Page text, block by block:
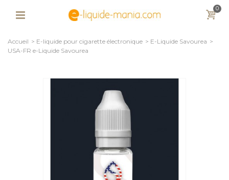
0
Accueil > E-liquide pour cigarette électronique > E-Liquide Savourea >
USA-FR e-Liquide Savourea